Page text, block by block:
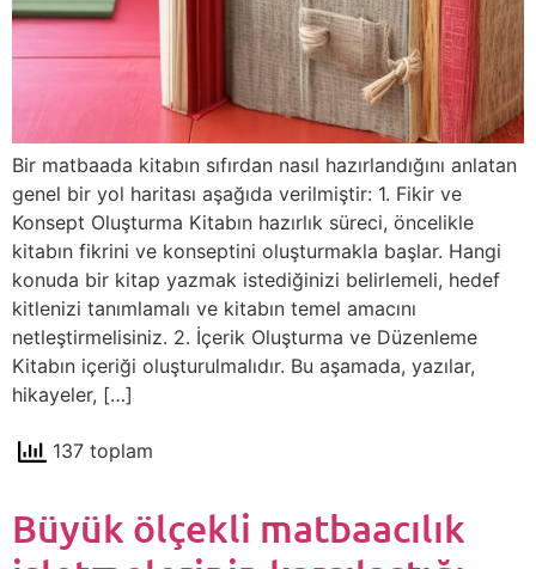
Bir matbaada kitabın sıfırdan nasıl hazırlandığını anlatan
genel bir yol haritası aşağıda verilmiştir: 1. Fikir ve
Konsept Oluşturma Kitabın hazırlık süreci, öncelikle
kitabın fikrini ve konseptini oluşturmakla başlar. Hangi
konuda bir kitap yazmak istediğinizi belirlemeli, hedef
kitlenizi tanımlamalı ve kitabın temel amacını
netleştirmelisiniz. 2. İçerik Oluşturma ve Düzenleme
Kitabın içeriği oluşturulmalıdır. Bu aşamada, yazılar,
hikayeler, […]
137 toplam
Büyük ölçekli matbaacılık